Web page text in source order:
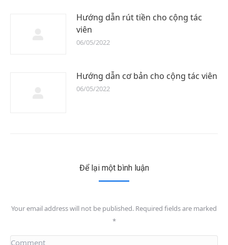
Hướng dẫn rút tiền cho cộng tác
viên
06/05/2022
Hướng dẫn cơ bản cho cộng tác viên
06/05/2022
Để lại một bình luận
Your email address will not be published. Required fields are marked
*
Comment